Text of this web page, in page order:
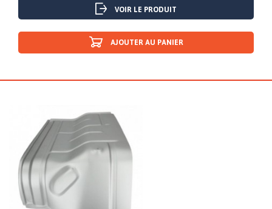
VOIR LE PRODUIT
AJOUTER AU PANIER